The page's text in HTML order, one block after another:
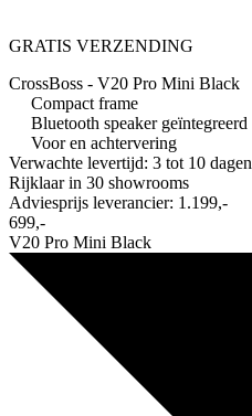
GRATIS VERZENDING
CrossBoss - V20 Pro Mini Black
Compact frame
Bluetooth speaker geïntegreerd
Voor en achtervering
Verwachte levertijd: 3 tot 10 dagen
Rijklaar in 30 showrooms
Adviesprijs leverancier: 1.199,-
699,-
V20 Pro Mini Black